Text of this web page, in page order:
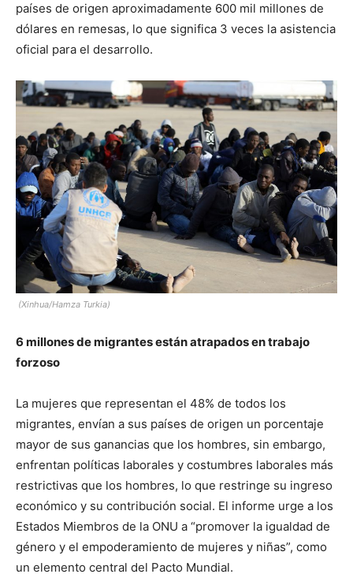
países de origen aproximadamente 600 mil millones de
dólares en remesas, lo que significa 3 veces la asistencia
oficial para el desarrollo.
(Xinhua/Hamza Turkia)
6 millones de migrantes están atrapados en trabajo
forzoso
La mujeres que representan el 48% de todos los
migrantes, envían a sus países de origen un porcentaje
mayor de sus ganancias que los hombres, sin embargo,
enfrentan políticas laborales y costumbres laborales más
restrictivas que los hombres, lo que restringe su ingreso
económico y su contribución social. El informe urge a los
Estados Miembros de la ONU a “promover la igualdad de
género y el empoderamiento de mujeres y niñas”, como
un elemento central del Pacto Mundial.